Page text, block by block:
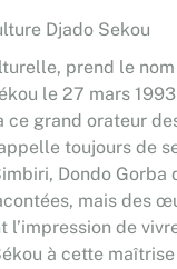
prend le
le 27 mars
ce grand orateur
toujours de
Dondo Gorba
mais des
l’impression de
à cette maîtrise